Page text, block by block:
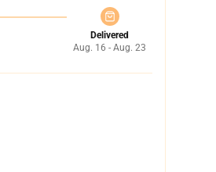
Delivered
Aug. 16 - Aug. 23